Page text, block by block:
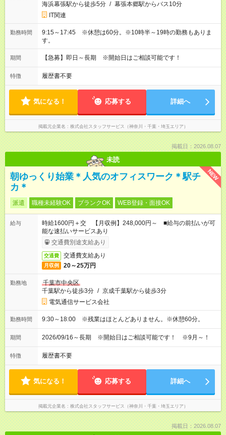
海浜幕張駅から徒歩5分 / 幕張本郷駅からバス10分
IT関連
勤務時間
9:15～17:45 ※休憩は60分。※10時半～19時の勤務もありま
す。
期間 【急募】即日～長期 ※開始日はご相談可能です！
特徴 履歴書不要
気になる！ 応募する 詳細へ
掲載元企業名 株式会社スタッフサービス（神奈川・千葉・埼玉エリア）
掲載日：2026.08.07
未読
NEW
朝ゆっくり始業＊人気のオフィスワーク＊駅チ
カ＊
派遣 職種未経験OK ブランクOK WEB登録・面接OK
給与
時給1600円＋交 【月収例】248,000円～ ■給与の前払いが可
能な速払いサービスあり
交通費別途支給あり
交通費 交通費支給あり
月収例 20～25万円
勤務地
千葉市中央区
千葉駅から徒歩3分 / 京成千葉駅から徒歩3分
電気通信サービス会社
勤務時間 9:30～18:00 ※残業はほとんどありません。※休憩60分。
期間 2026/09/16～長期 ※開始日はご相談可能です！ ※9月～！
特徴 履歴書不要
気になる！ 応募する 詳細へ
掲載元企業名 株式会社スタッフサービス（神奈川・千葉・埼玉エリア）
掲載日：2026.08.07